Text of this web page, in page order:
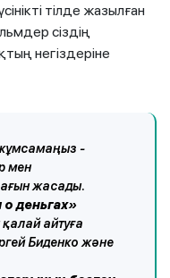
тілде жазылған
сіздің
негіздеріне
-
мен
жасады.
о деньгах»
айтуға
Биденко және